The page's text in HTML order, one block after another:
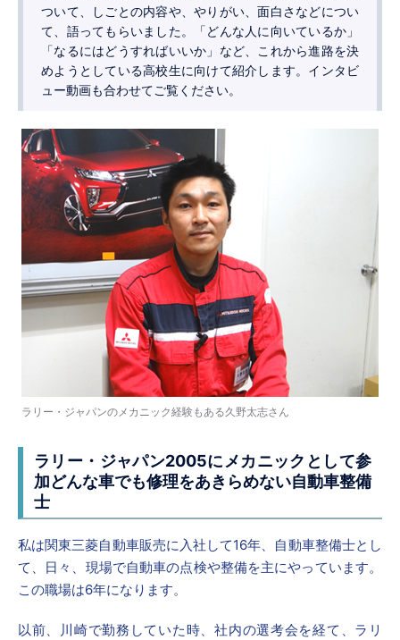
ついて、しごとの内容や、やりがい、面白さなどについ
て、語ってもらいました。「どんな人に向いているか」
「なるにはどうすればいいか」など、これから進路を決
めようとしている高校生に向けて紹介します。インタビ
ュー動画も合わせてご覧ください。
ラリー・ジャパンのメカニック経験もある久野太志さん
ラリー・ジャパン2005にメカニックとして参
加どんな車でも修理をあきらめない自動車整備
士
私は関東三菱自動車販売に入社して16年、自動車整備士とし
て、日々、現場で自動車の点検や整備を主にやっています。
この職場は6年になります。
以前、川崎で勤務していた時、社内の選考会を経て、ラリ